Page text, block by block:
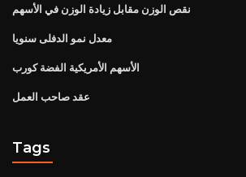
نقص الوزن مقابل زيادة الوزن في الأسهم
معدل نمو الدفلى سنويا
الأسهم الأمريكية الفضة كورب
عقد صاحب العمل
Tags